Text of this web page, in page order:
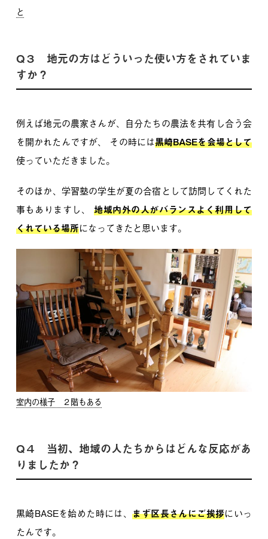
と
Q３ 地元の方はどういった使い方をされていま
すか？
例えば地元の農家さんが、自分たちの農法を共有し合う会
を開かれたんですが、
その時には黒崎BASEを会場として
使っていただきました。
そのほか、学習塾の学生が夏の合宿として訪問してくれた
事もありますし、
地域内外の人がバランスよく利用して
くれている場所になってきたと思います。
室内の様子 ２階もある
Q４ 当初、地域の人たちからはどんな反応があ
りましたか？
黒崎BASEを始めた時には、まず区長さんにご挨拶にいっ
たんです。